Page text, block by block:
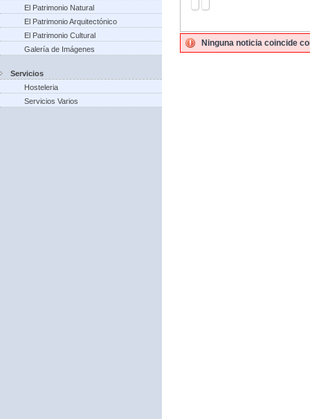
El Patrimonio Natural
El Patrimonio Arquitectónico
El Patrimonio Cultural
Galería de Imágenes
Servicios
Hosteleria
Servicios Varios
Ninguna noticia coincide